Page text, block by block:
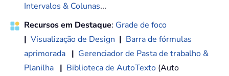
Intervalos & Colunas...
Recursos em Destaque: Grade de foco
| Visualização de Design | Barra de fórmulas
aprimorada | Gerenciador de Pasta de trabalho &
Planilha | Biblioteca de AutoTexto (Auto